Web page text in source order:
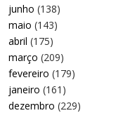
junho (138)
maio (143)
abril (175)
março (209)
fevereiro (179)
janeiro (161)
dezembro (229)